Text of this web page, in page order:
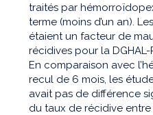
traités par
terme (moins d’un an).
étaient un facteur de
récidives pour la
En comparaison avec
recul de 6 mois, les
avait pas de différence
du taux de récidive entre